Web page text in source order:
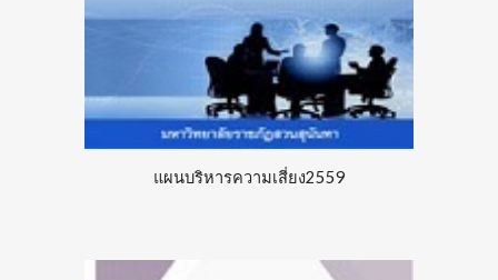
แผนบริหารความเสี่ยง2559